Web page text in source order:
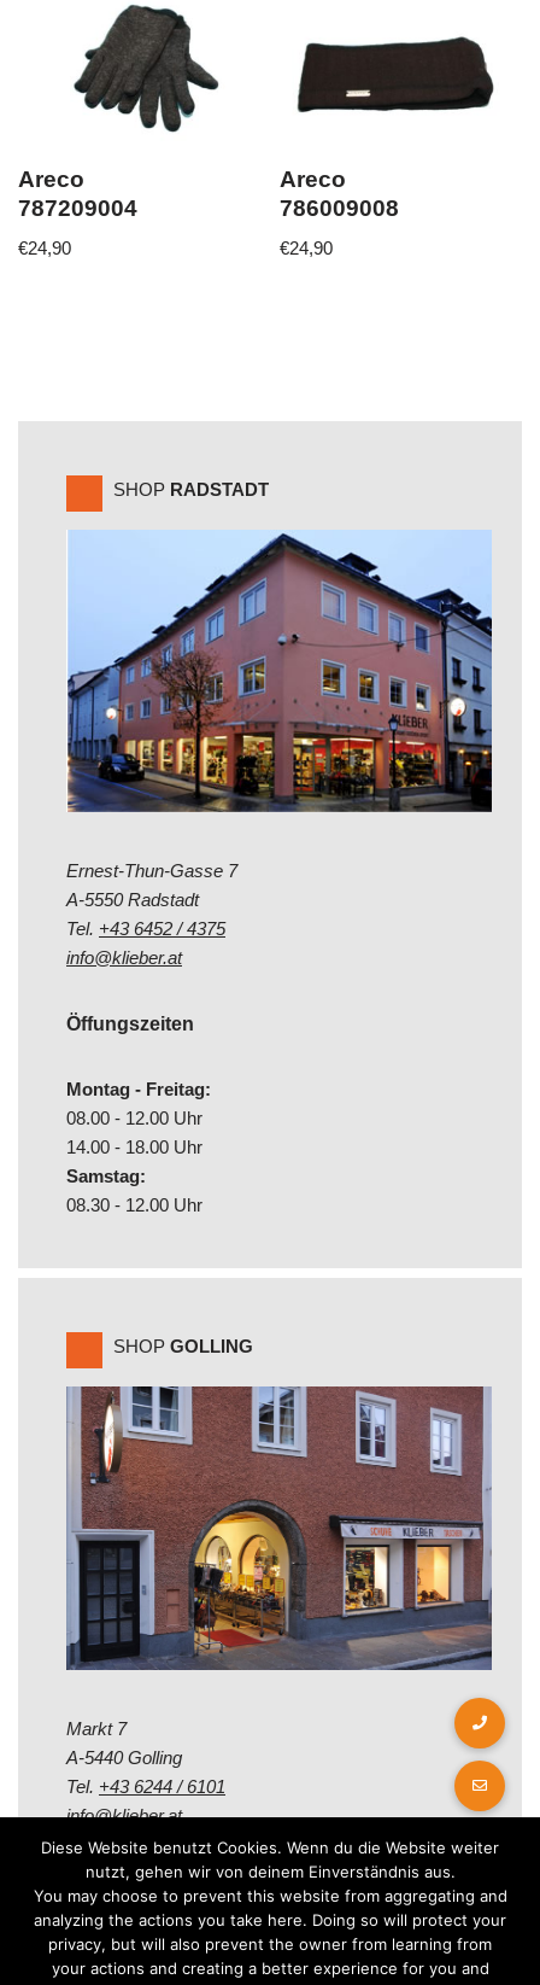
Areco
787209004
€24,90
Areco
786009008
€24,90
SHOP RADSTADT
Ernest-Thun-Gasse 7
A-5550 Radstadt
Tel. +43 6452 / 4375
info@klieber.at
Öffungszeiten
Montag - Freitag:
08.00 - 12.00 Uhr
14.00 - 18.00 Uhr
Samstag:
08.30 - 12.00 Uhr
SHOP GOLLING
Markt 7
A-5440 Golling
Tel. +43 6244 / 6101
info@klieber.at
Öffungszeiten
Montag - Freitag:
08.00 - 12.00 Uhr
Diese Website benutzt Cookies. Wenn du die Website weiter
nutzt, gehen wir von deinem Einverständnis aus.
You may choose to prevent this website from aggregating and
analyzing the actions you take here. Doing so will protect your
privacy, but will also prevent the owner from learning from
your actions and creating a better experience for you and